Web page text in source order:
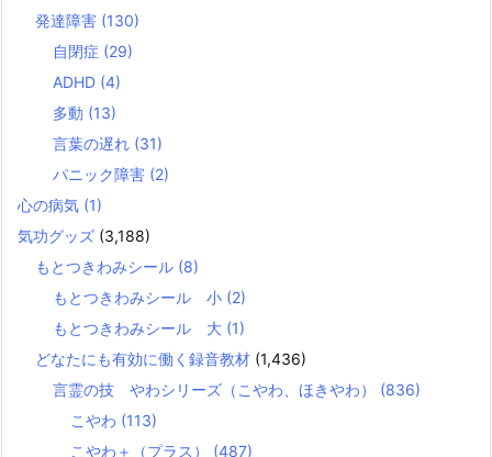
発達障害 (130)
自閉症 (29)
ADHD (4)
多動 (13)
言葉の遅れ (31)
パニック障害 (2)
心の病気 (1)
気功グッズ (3,188)
もとつきわみシール (8)
もとつきわみシール 小 (2)
もとつきわみシール 大 (1)
どなたにも有効に働く録音教材 (1,436)
言霊の技 やわシリーズ（こやわ、ほきやわ） (836)
こやわ (113)
こやわ＋（プラス） (487)